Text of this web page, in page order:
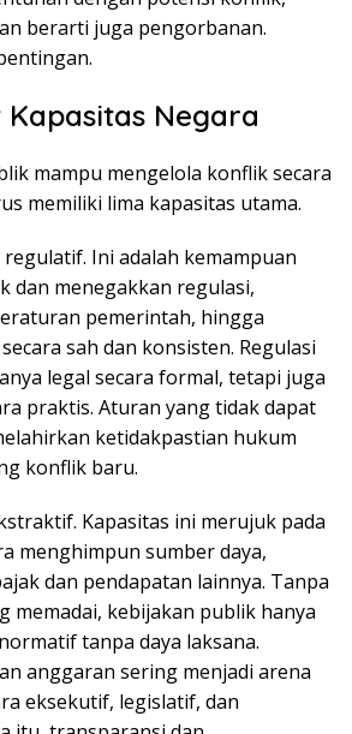
berarti juga pengorbanan.
Negara
mampu mengelola konflik secara
memiliki lima kapasitas utama.
regulatif. Ini adalah kemampuan
dan menegakkan regulasi,
pemerintah, hingga
sah dan konsisten. Regulasi
legal secara formal, tetapi juga
praktis. Aturan yang tidak dapat
ketidakpastian hukum
konflik baru.
Kapasitas ini merujuk pada
menghimpun sumber daya,
dan pendapatan lainnya. Tanpa
memadai, kebijakan publik hanya
tanpa daya laksana.
anggaran sering menjadi arena
eksekutif, legislatif, dan